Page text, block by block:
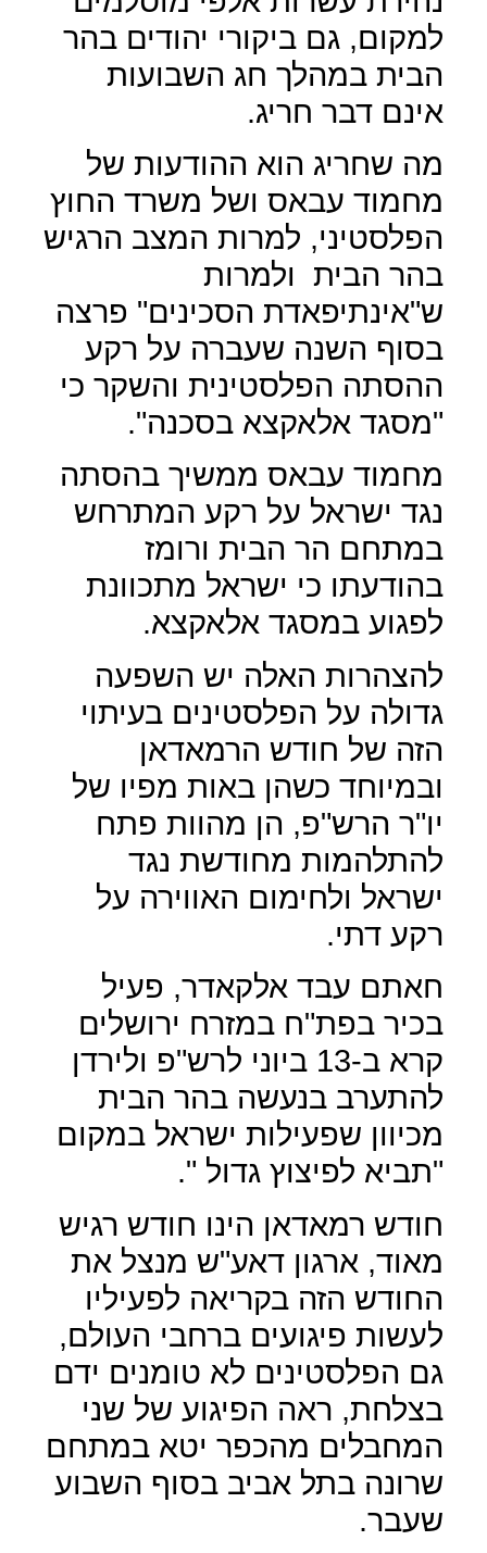
למקום, גם ביקורי יהודים בהר
הבית במהלך חג השבועות
אינם דבר חריג.
מה שחריג הוא ההודעות של
מחמוד עבאס ושל משרד החוץ
הפלסטיני, למרות המצב הרגיש
בהר הבית ולמרות
ש"אינתיפאדת הסכינים" פרצה
בסוף השנה שעברה על רקע
ההסתה הפלסטינית והשקר כי
"מסגד אלאקצא בסכנה".
מחמוד עבאס ממשיך בהסתה
נגד ישראל על רקע המתרחש
במתחם הר הבית ורומז
בהודעתו כי ישראל מתכוונת
לפגוע במסגד אלאקצא.
להצהרות האלה יש השפעה
גדולה על הפלסטינים בעיתוי
הזה של חודש הרמאדאן
ובמיוחד כשהן באות מפיו של
יו"ר הרש"פ, הן מהוות פתח
להתלהמות מחודשת נגד
ישראל ולחימום האווירה על
רקע דתי.
חאתם עבד אלקאדר, פעיל
בכיר בפת"ח במזרח ירושלים
קרא ב-13 ביוני לרש"פ ולירדן
להתערב בנעשה בהר הבית
מכיוון שפעילות ישראל במקום
"תביא לפיצוץ גדול ".
חודש רמאדאן הינו חודש רגיש
מאוד, ארגון דאע"ש מנצל את
החודש הזה בקריאה לפעיליו
לעשות פיגועים ברחבי העולם,
גם הפלסטינים לא טומנים ידם
בצלחת, ראה הפיגוע של שני
המחבלים מהכפר יטא במתחם
שרונה בתל אביב בסוף השבוע
שעבר.